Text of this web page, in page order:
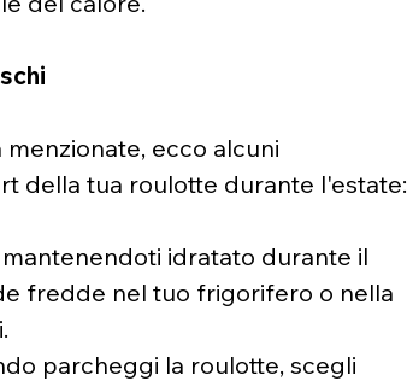
ecco alcuni
della tua roulotte durante l'estate:
idratato durante il
fredde nel tuo frigorifero o nella
parcheggi la roulotte, scegli